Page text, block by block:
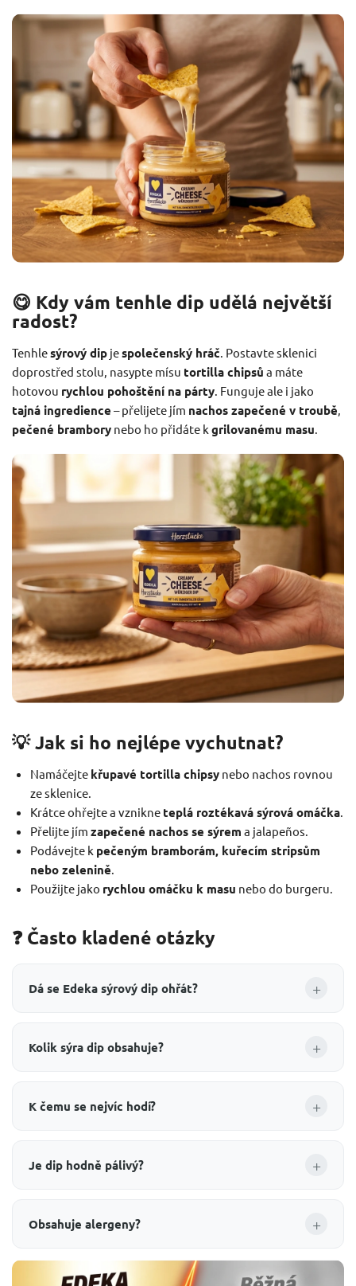
😋 Kdy vám tenhle dip udělá největší
radost?
Tenhlesýrový dip jespolečenský hráč. Postavte sklenici
doprostřed stolu, nasypte mísu tortilla chipsů a máte
hotovou rychlou pohoštění na párty. Funguje ale i jako
tajná ingredience – přelijete jím nachos zapečené v troubě,
pečené brambory nebo ho přidáte k grilovanému masu.
💡 Jak si ho nejlépe vychutnat?
Namáčejte křupavé tortilla chipsynebo nachos rovnou
ze sklenice.
Krátce ohřejte a vznikne teplá roztékavá sýrová omáčka.
Přelijte jím zapečené nachos se sýrem a jalapeños.
Podávejte k pečeným bramborám, kuřecím stripsům
nebo zelenině.
Použijte jako rychlou omáčku k masu nebo do burgeru.
❓ Často kladené otázky
Dá se Edeka sýrový dip ohřát? +
Kolik sýra dip obsahuje? +
K čemu se nejvíc hodí? +
Je dip hodně pálivý? +
Obsahuje alergeny? +